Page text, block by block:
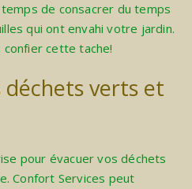
temps de consacrer du temps
qui ont envahi votre jardin.
confier cette tache!
déchets verts et
pour évacuer vos déchets
Confort Services peut